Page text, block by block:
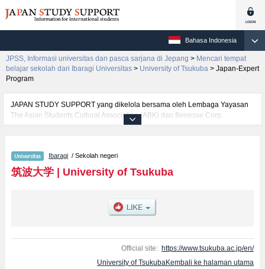
Bahasa Indonesia
JPSS, Informasi universitas dan pasca sarjana di Jepang > Mencari tempat
belajar sekolah dari Ibaragi Universitas > University of Tsukuba > Japan-Expert
Program
JAPAN STUDY SUPPORT yang dikelola bersama oleh Lembaga Yayasan
The Asian Students Cultural Association (ABK) dan Benesse Corp.
menyediakan informasi sekitar 1300 universitas, pascasarjana, universitas
informasi per fakultas seperti Fakultas School of Humanities and
CultureatauFakultas School of Human SciencesatauFakultas School of
Science and EngineeringatauFakultas School of Medicine and Health
SciencesatauFakultas School of Art and DesignatauFakultas School of
InformaticsatauFakultas School of Social and International
serta berbagai informasi yang berguna bagi mahasiswa(i) mancanegara
seperti kuota untuk jumlah pendaftar dan jumlah kelulusan ujian masuk
Ibaragi / Sekolah negeri
筑波大学| University of Tsukuba
Official site: https://www.tsukuba.ac.jp/en/
University of TsukubaKembali ke halaman utama